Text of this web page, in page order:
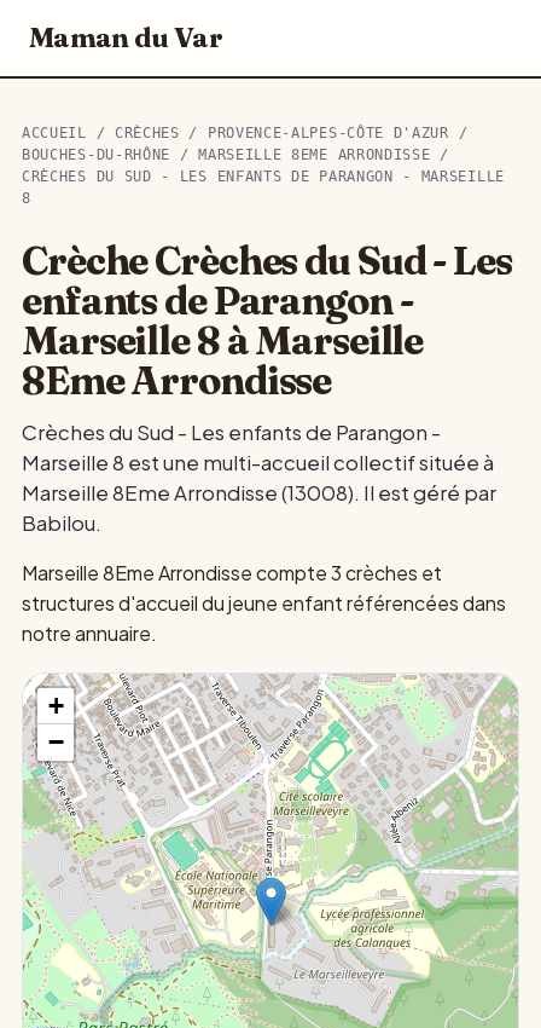
Maman du Var
ACCUEIL / CRÈCHES / PROVENCE-ALPES-CÔTE D'AZUR /
BOUCHES-DU-RHÔNE / MARSEILLE 8EME ARRONDISSE /
CRÈCHES DU SUD - LES ENFANTS DE PARANGON - MARSEILLE
8
Crèche Crèches du Sud - Les
enfants de Parangon -
Marseille 8 à Marseille
8Eme Arrondisse
Crèches du Sud - Les enfants de Parangon -
Marseille 8 est une multi-accueil collectif située à
Marseille 8Eme Arrondisse (13008). Il est géré par
Babilou.
Marseille 8Eme Arrondisse compte 3 crèches et
structures d'accueil du jeune enfant référencées dans
notre annuaire.
+
−